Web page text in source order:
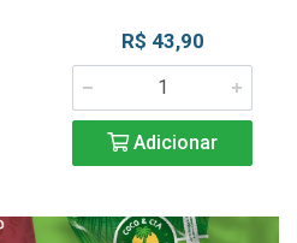
R$ 43,90
Adicionar